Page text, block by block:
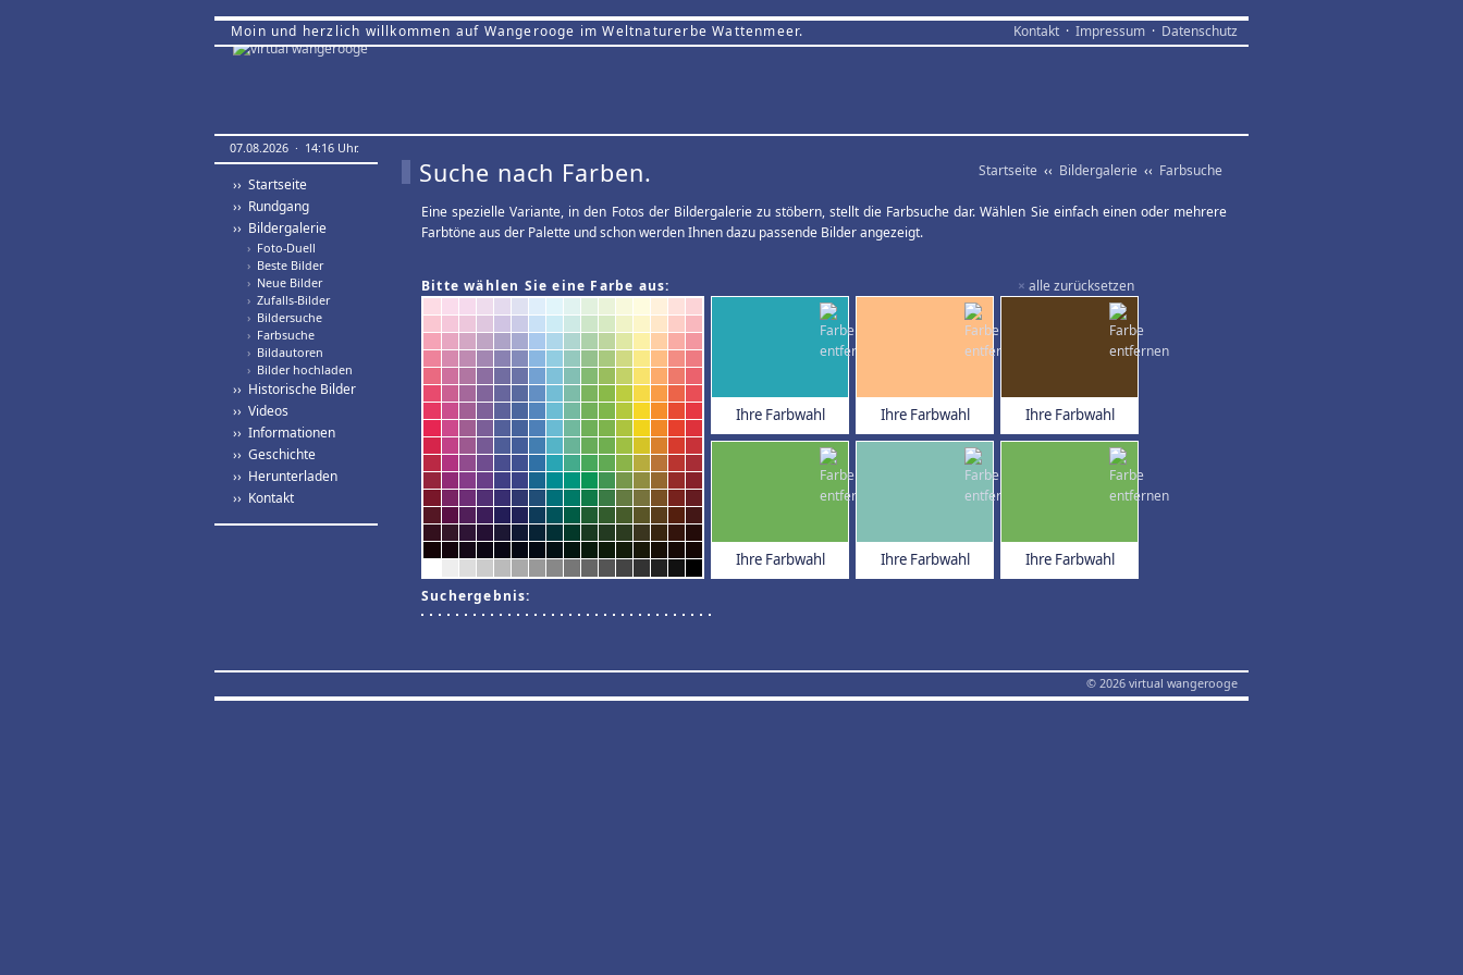
Moin und herzlich willkommen auf Wangerooge im Weltnaturerbe Wattenmeer. Kontakt · Impressum · Datenschutz
07.08.2026 · 14:16 Uhr.
›› Startseite
›› Rundgang
›› Bildergalerie
› Foto-Duell
› Beste Bilder
› Neue Bilder
› Zufalls-Bilder
› Bildersuche
› Farbsuche
› Bildautoren
› Bilder hochladen
›› Historische Bilder
›› Videos
›› Informationen
›› Geschichte
›› Herunterladen
›› Kontakt
Startseite ‹‹ Bildergalerie ‹‹ Farbsuche
Suche nach Farben.
Eine spezielle Variante, in den Fotos der Bildergalerie zu stöbern, stellt die Farbsuche dar. Wählen Sie einfach einen oder mehrere
Farbtöne aus der Palette und schon werden Ihnen dazu passende Bilder angezeigt.
× alle zurücksetzen
Bitte wählen Sie eine Farbe aus:
Ihre Farbwahl Ihre Farbwahl Ihre Farbwahl
Ihre Farbwahl Ihre Farbwahl Ihre Farbwahl
Suchergebnis:
© 2026 virtual wangerooge